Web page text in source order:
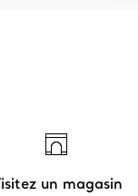
un magasin